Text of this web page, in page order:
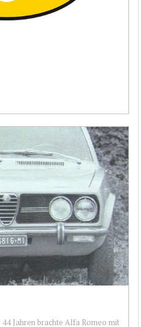
Jahren brachte Alfa Romeo mit